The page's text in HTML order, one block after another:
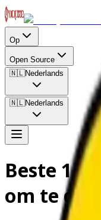
Op
Open Source
🇳🇱Nederlands
🇳🇱Nederlands
Beste 1
om te